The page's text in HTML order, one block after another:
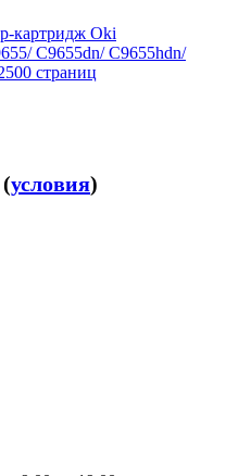
картридж Oki
C9655dn/ C9655hdn/
страниц
(условия)